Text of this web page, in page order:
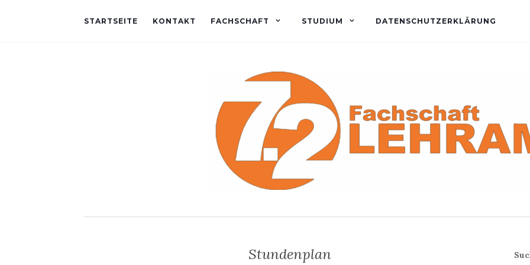
STARTSEITE KONTAKT FACHSCHAFT STUDIUM DATENSCHUTZERKLÄRUNG
Stundenplan